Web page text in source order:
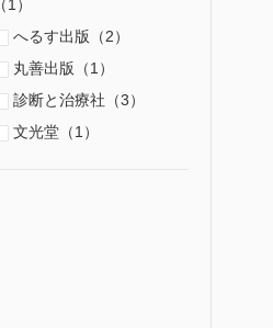
（1）
へるす出版（2）
丸善出版（1）
診断と治療社（3）
文光堂（1）